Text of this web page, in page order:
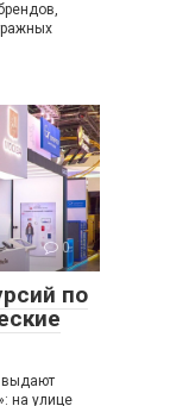
0
по
выдают
на улице